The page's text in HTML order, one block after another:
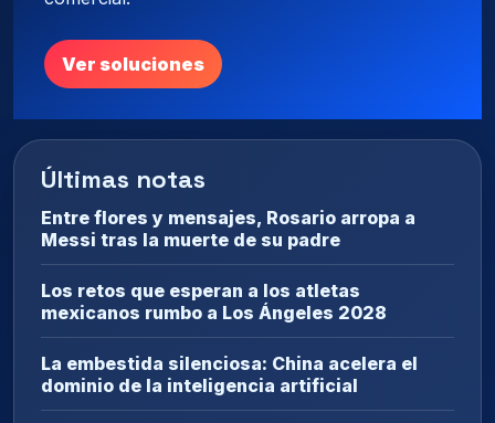
Ver soluciones
Últimas notas
Entre flores y mensajes, Rosario arropa a
Messi tras la muerte de su padre
Los retos que esperan a los atletas
mexicanos rumbo a Los Ángeles 2028
La embestida silenciosa: China acelera el
dominio de la inteligencia artificial